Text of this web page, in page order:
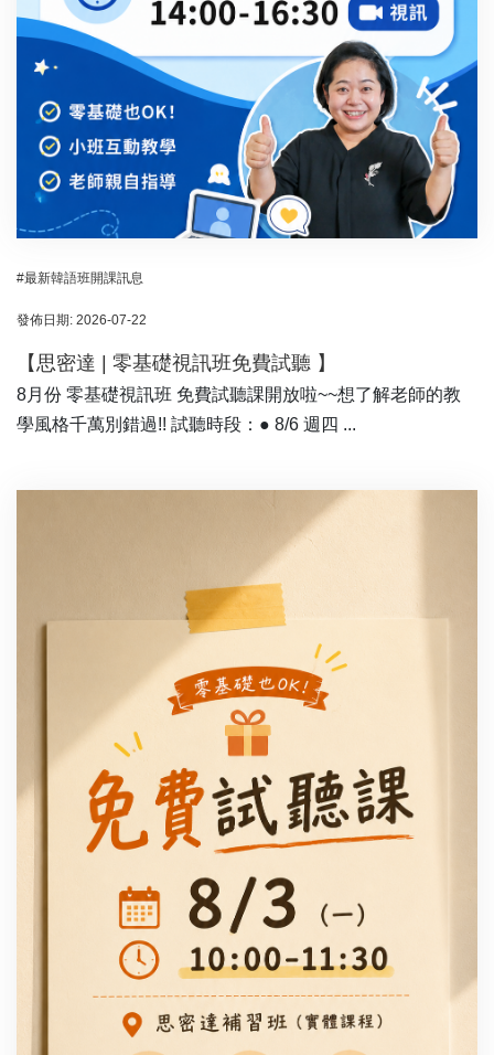
#最新韓語班開課訊息
發佈日期: 2026-07-22
【思密達 | 零基礎視訊班免費試聽 】
8月份 零基礎視訊班 免費試聽課開放啦~~想了解老師的教
學風格千萬別錯過!! 試聽時段：● 8/6 週四 ...